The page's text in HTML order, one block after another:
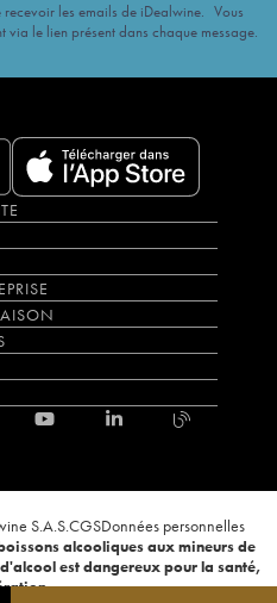
les emails de iDealwine. Vous
le lien présent dans chaque message.
S.A.S.CGSDonnées personnelles
alcooliques aux mineurs de
est dangereux pour la santé,